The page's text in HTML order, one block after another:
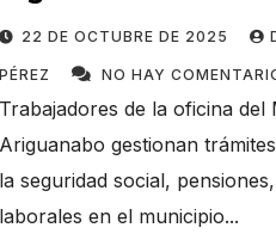
asuntos laborales
22 DE OCTUBRE DE 2025
PÉREZ NO HAY
Trabajadores de la oficina del
Ariguanabo gestionan
la seguridad social,
laborales en el municipio...